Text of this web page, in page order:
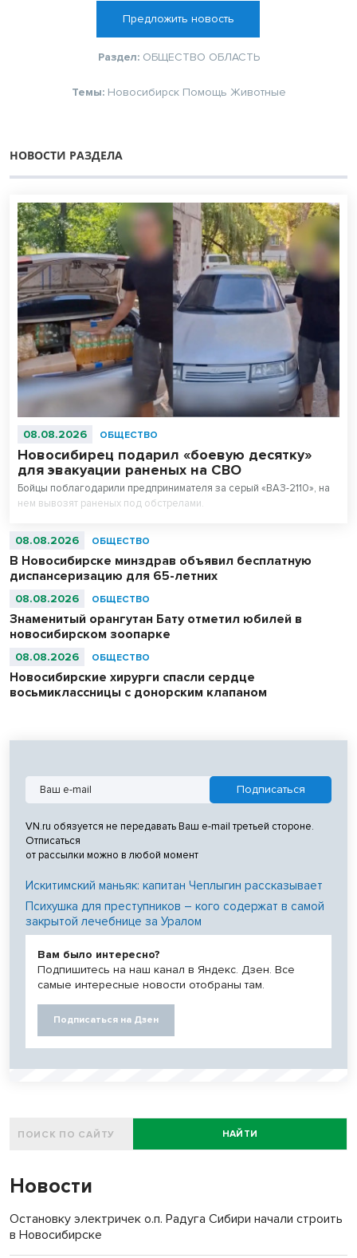
Предложить новость
Раздел: ОБЩЕСТВО ОБЛАСТЬ
Темы: Новосибирск Помощь Животные
НОВОСТИ РАЗДЕЛА
08.08.2026 ОБЩЕСТВО
Новосибирец подарил «боевую десятку»
для эвакуации раненых на СВО
Бойцы поблагодарили предпринимателя за серый «ВАЗ-2110», на
нем вывозят раненых под обстрелами.
08.08.2026 ОБЩЕСТВО
В Новосибирске минздрав объявил бесплатную
диспансеризацию для 65-летних
08.08.2026 ОБЩЕСТВО
Знаменитый орангутан Бату отметил юбилей в
новосибирском зоопарке
08.08.2026 ОБЩЕСТВО
Новосибирские хирурги спасли сердце
восьмиклассницы с донорским клапаном
VN.ru обязуется не передавать Ваш e-mail третьей стороне.
Отписаться
от рассылки можно в любой момент
Искитимский маньяк: капитан Чеплыгин рассказывает
Психушка для преступников – кого содержат в самой
закрытой лечебнице за Уралом
Вам было интересно?
Подпишитесь на наш канал в Яндекс. Дзен. Все
самые интересные новости отобраны там.
Подписаться на Дзен
НАЙТИ
Новости
Остановку электричек о.п. Радуга Сибири начали строить
в Новосибирске